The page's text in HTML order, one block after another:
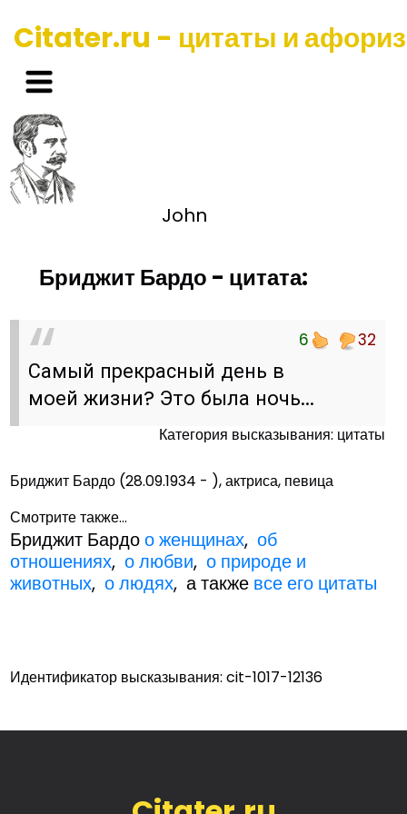
Citater.ru - цитаты и
John
Бриджит Бардо - цитата:
6 32
Самый прекрасный день в
моей жизни? Это была ночь...
Категория высказывания: цитаты
Бриджит Бардо (28.09.1934 - ), актриса, певица
Смотрите также...
Бриджит Бардоо женщинах,об
отношениях,о любви,о природе и
животных,о людях, а также все его цитаты
Идентификатор высказывания: cit-1017-12136